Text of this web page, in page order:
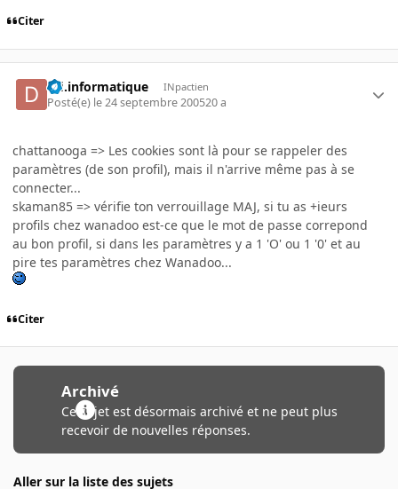
Citer
dfi.informatique INpactien
Posté(e) le 24 septembre 200520 a
chattanooga => Les cookies sont là pour se rappeler des
paramètres (de son profil), mais il n'arrive même pas à se
connecter...
skaman85 => vérifie ton verrouillage MAJ, si tu as +ieurs
profils chez wanadoo est-ce que le mot de passe correpond
au bon profil, si dans les paramètres y a 1 'O' ou 1 '0' et au
pire tes paramètres chez Wanadoo...
Citer
Archivé
Ce sujet est désormais archivé et ne peut plus
recevoir de nouvelles réponses.
Aller sur la liste des sujets